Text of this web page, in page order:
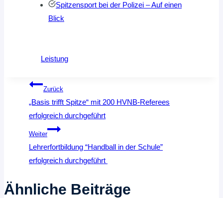
Spitzensport bei der Polizei – Auf einen
Blick
Leistung
Beitragsnavigation
Zurück
„Basis trifft Spitze“ mit 200 HVNB-Referees
erfolgreich durchgeführt
Weiter
Lehrerfortbildung “Handball in der Schule”
erfolgreich durchgeführt
Ähnliche Beiträge